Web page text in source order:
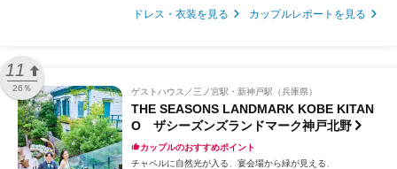
ドレス・衣装を見る カップルレポートを見る
11
26％ ゲストハウス 三ノ宮駅・新神戸駅（兵庫県）
THE SEASONS LANDMARK KOBE KITAN
O ザシーズンズランドマーク神戸北野
カップルのおすすめポイント
チャペルに自然光が入る
宴会場から緑が見える